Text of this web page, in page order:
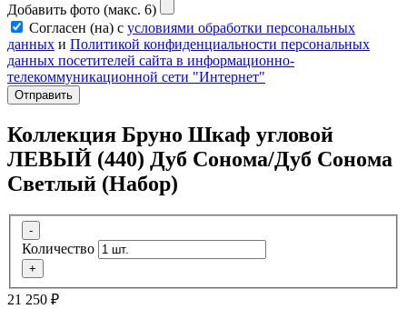
Добавить фото (макс. 6)
Согласен (на) с условиями обработки персональных
данных и Политикой конфиденциальности персональных
данных посетителей сайта в информационно-
телекоммуникационной сети "Интернет"
Отправить
Коллекция Бруно Шкаф угловой
ЛЕВЫЙ (440) Дуб Сонома/Дуб Сонома
Светлый (Набор)
-
Количество
+
21 250 ₽